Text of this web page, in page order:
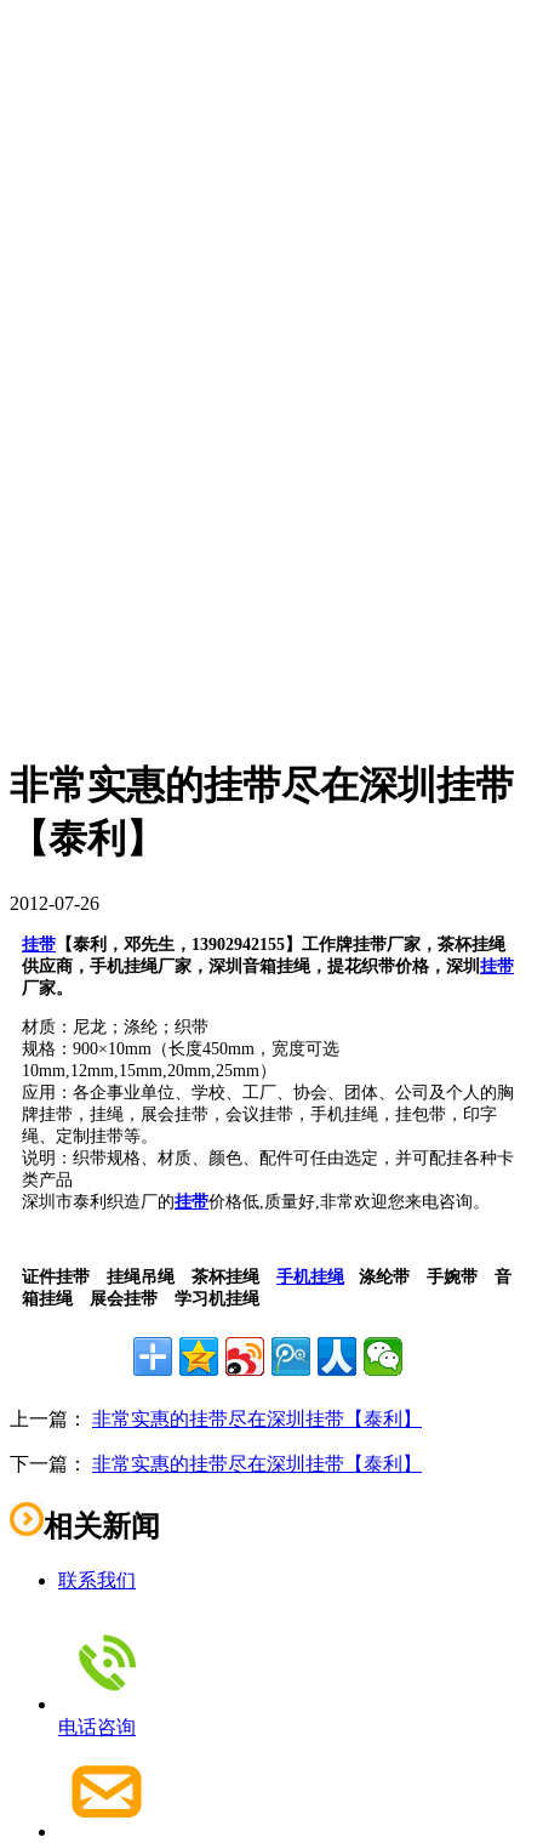
非常实惠的挂带尽在深圳挂带
【泰利】
2012-07-26
挂带 【泰利，邓先生，13902942155】工作牌挂带厂家， 茶杯挂绳
供应商，手机挂绳厂家，深圳 音箱挂绳 ，提花织带价格，深圳 挂带
厂家。
材质：尼龙；涤纶；织带
规格：900×10mm（长度450mm，宽度可选
10mm,12mm,15mm,20mm,25mm）
应用：各企事业单位、学校、工厂、协会、团体、公司及个人的胸
牌挂带，挂绳，展会挂带，会议挂带，手机挂绳，挂包带，印字
绳、定制挂带等。
说明：织带规格、材质、颜色、配件可任由选定，并可配挂各种卡
类产品
深圳市泰利织造厂的挂带价格低,质量好,非常欢迎您来电咨询。
证件挂带 挂绳吊绳 茶杯挂绳 手机挂绳 涤纶带 手婉带 音
箱挂绳 展会挂带 学习机挂绳
上一篇： 非常实惠的挂带尽在深圳挂带【泰利】
下一篇： 非常实惠的挂带尽在深圳挂带【泰利】
相关新闻
联系我们
电话咨询